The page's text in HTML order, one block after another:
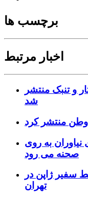
برچسب ها
اخبار مرتبط
و تنبک منتشر
شد
منتشر کرد
به روی
صحنه می رود
سفیر ژاپن در
تهران